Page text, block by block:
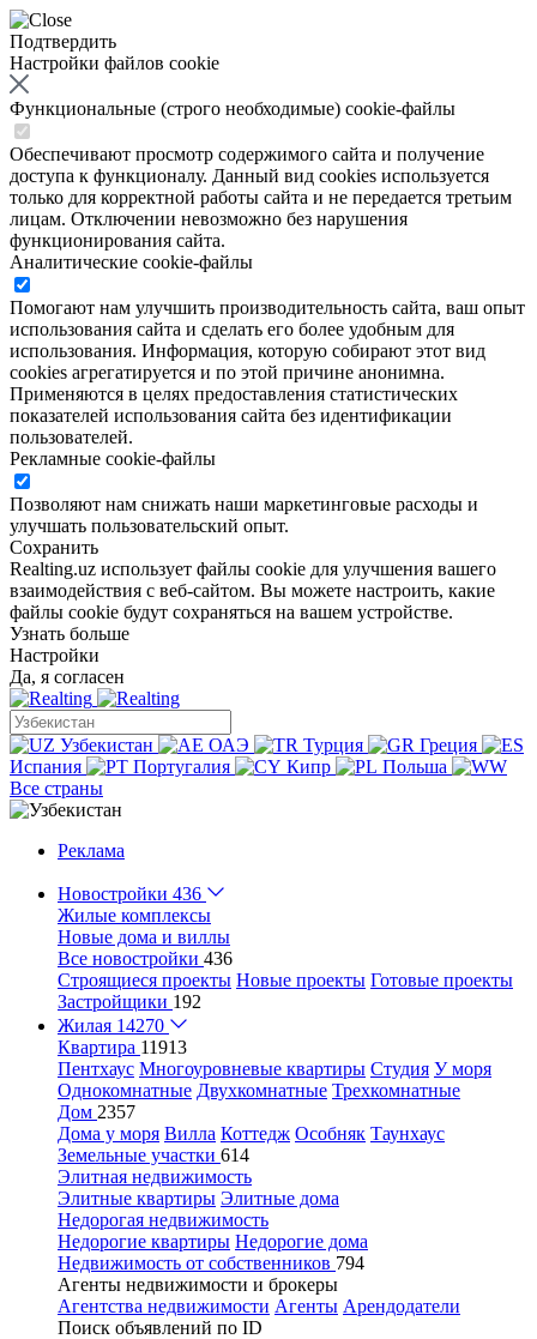
Подтвердить
Настройки файлов cookie
Функциональные (строго необходимые) cookie-файлы
Обеспечивают просмотр содержимого сайта и получение
доступа к функционалу. Данный вид cookies используется
только для корректной работы сайта и не передается третьим
лицам. Отключении невозможно без нарушения
функционирования сайта.
Аналитические cookie-файлы
Помогают нам улучшить производительность сайта, ваш опыт
использования сайта и сделать его более удобным для
использования. Информация, которую собирают этот вид
cookies агрегатируется и по этой причине анонимна.
Применяются в целях предоставления статистических
показателей использования сайта без идентификации
пользователей.
Рекламные cookie-файлы
Позволяют нам снижать наши маркетинговые расходы и
улучшать пользовательский опыт.
Сохранить
Realting.uz использует файлы cookie для улучшения вашего
взаимодействия с веб-сайтом. Вы можете настроить, какие
файлы cookie будут сохраняться на вашем устройстве.
Узнать больше
Настройки
Да, я согласен
Узбекистан ОАЭ Турция
Греция
Испания
Португалия Кипр
Польша
Все страны
Реклама
Новостройки 436
Жилые комплексы
Новые дома и виллы
Все новостройки 436
Строящиеся проекты Новые проекты Готовые проекты
Застройщики 192
Жилая 14270
Квартира 11913
Пентхаус Многоуровневые квартиры Студия У моря
Однокомнатные Двухкомнатные Трехкомнатные
Дом 2357
Дома у моря Вилла Коттедж Особняк Таунхаус
Земельные участки 614
Элитная недвижимость
Элитные квартиры Элитные дома
Недорогая недвижимость
Недорогие квартиры Недорогие дома
Недвижимость от собственников 794
Агенты недвижимости и брокеры
Агентства недвижимости Агенты Арендодатели
Поиск объявлений по ID